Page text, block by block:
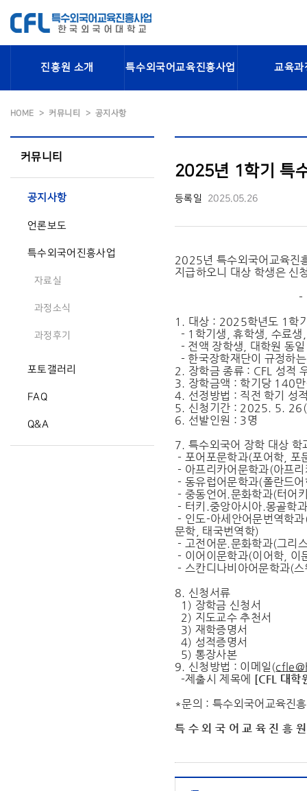
진흥원 소개 특수외국어교육진흥사업 교육과
HOME 커뮤니티 공지사항
커뮤니티
공지사항
언론보도
특수외국어진흥사업
자료실
과정소식
과정후기
포토갤러리
FAQ
Q&A
2025년 1학기 특
등록일 2025.05.26
2025년 특수외국어교육진
지급하오니 대상 학생은 신
- 아
1. 대상 : 2025학년도 1학
- 1학기생, 휴학생, 수료생
- 전액 장학생, 대학원 동
- 한국장학재단이 규정하는
2. 장학금 종류 : CFL 성적
3. 장학금액 : 학기당 140
4. 선정방법 : 직전 학기 성
5. 신청기간 : 2025. 5.
6. 선발인원 : 3명
7. 특수외국어 장학 대상 학
- 포어포문학과(포어학, 포
- 아프리카어문학과(아프
- 동유럽어문학과(폴란드
- 중동언어.문화학과(터어
- 터키.중앙아시아.몽골학
- 인도-아세안어문번역학
문학, 태국번역학)
- 고전어문.문화학과(그리
- 이어이문학과(이어학, 이
- 스칸디나비아어문학과(
8. 신청서류
1) 장학금 신청서
2) 지도교수 추천서
3) 재학증명서
4) 성적증명서
5) 통장사본
9. 신청방법 : 이메일(
-제출시 제목에 [CFL 대학
*문의 : 특수외국어교육
특 수 외 국 어 교 육 진 흥 원